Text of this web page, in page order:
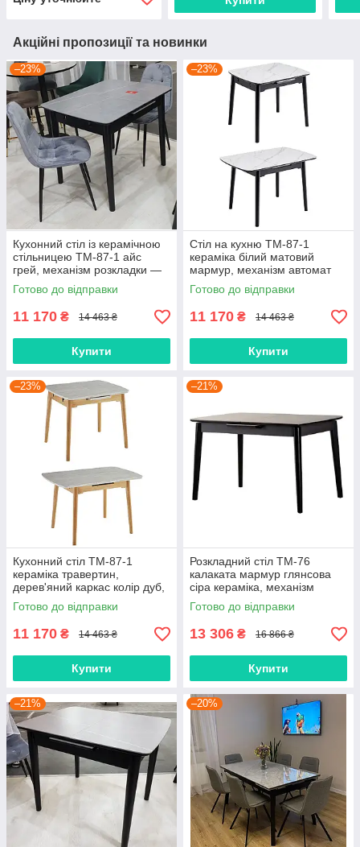
Акційні пропозиції та новинки
–23%
Кухонний стіл із керамічною
стільницею TM-87-1 айс
грей, механізм розкладки —
автомат 90-120х75 см
Готово до відправки
11 170 ₴ 14 463 ₴
Купити
–23%
Стіл на кухню TM-87-1
кераміка білий матовий
мармур, механізм автомат
довжина 90-120 см, ширина
75 см
Готово до відправки
11 170 ₴ 14 463 ₴
Купити
–23%
Кухонний стіл TM-87-1
кераміка травертин,
дерев'яний каркас колір дуб,
механізм розкладки автомат
90-120х75 см
Готово до відправки
11 170 ₴ 14 463 ₴
Купити
–21%
Розкладний стіл TM-76
калаката мармур глянсова
сіра кераміка, механізм
автомат 120-150 см
Готово до відправки
13 306 ₴ 16 866 ₴
Купити
–21% –20%